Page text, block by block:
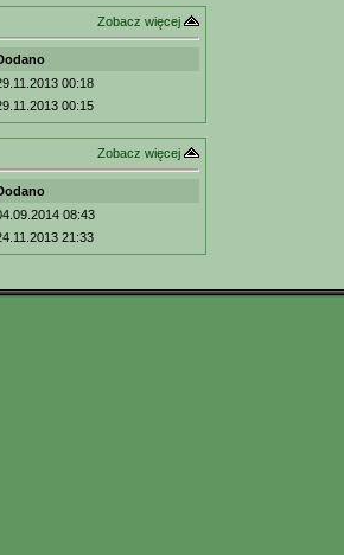
Zobacz więcej
00:18
00:15
Zobacz więcej
08:43
21:33